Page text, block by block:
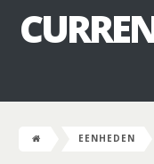
EENHEDEN